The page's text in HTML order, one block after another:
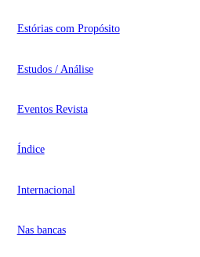
Estórias com Propósito
Estudos / Análise
Eventos Revista
Índice
Internacional
Nas bancas